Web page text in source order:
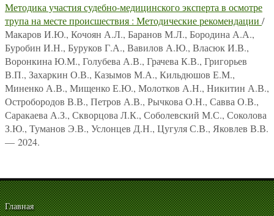
Методика участия судебно-медицинского эксперта в осмотре
трупа на месте происшествия : Методические рекомендации /
Макаров И.Ю., Кочоян А.Л., Баранов М.Л., Бородина А.А.,
Буробин И.Н., Буруков Г.А., Вавилов А.Ю., Власюк И.В.,
Воронкина Ю.М., Голубева А.В., Грачева К.В., Григорьев
В.П., Захаркин О.В., Казымов М.А., Кильдюшов Е.М.,
Миненко А.В., Мищенко Е.Ю., Молотков А.Н., Никитин А.В.,
Остробородов В.В., Петров А.В., Рычкова О.Н., Савва О.В.,
Саракаева А.З., Скворцова Л.К., Соболевский М.С., Соколова
З.Ю., Туманов Э.В., Услонцев Д.Н., Цугуля С.В., Яковлев В.В.
— 2024.
Главная